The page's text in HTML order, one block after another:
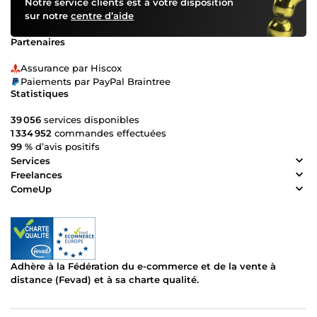
Notre service clients est à votre disposition
sur notre centre d’aide
Partenaires
Assurance par Hiscox
Paiements par PayPal Braintree
Statistiques
39 056 services disponibles
1 334 952 commandes effectuées
99 % d’avis positifs
Services
Freelances
ComeUp
Adhère à la Fédération du e-commerce et de la vente à
distance (Fevad) et à sa charte qualité.